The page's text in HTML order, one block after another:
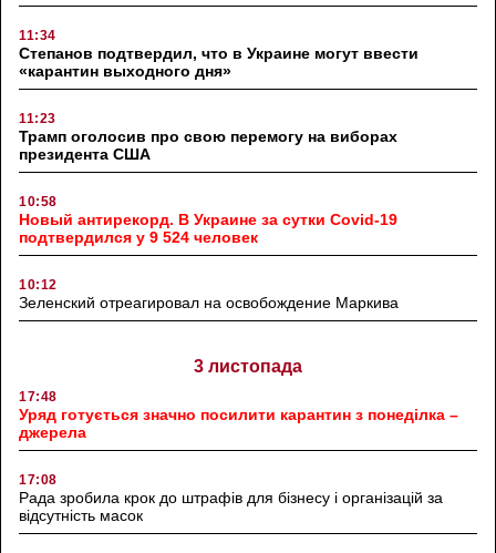
11:34
Степанов подтвердил, что в Украине могут ввести
«карантин выходного дня»
11:23
Трамп оголосив про свою перемогу на виборах
президента США
10:58
Новый антирекорд. В Украине за сутки Covid-19
подтвердился у 9 524 человек
10:12
Зеленский отреагировал на освобождение Маркива
3 листопада
17:48
Уряд готується значно посилити карантин з понеділка –
джерела
17:08
Рада зробила крок до штрафів для бізнесу і організацій за
відсутність масок